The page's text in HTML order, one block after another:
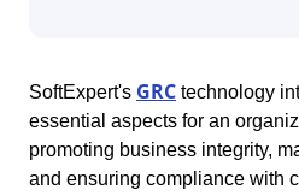
Calibration
Chatbot
Copilot AI
Capture
Capture
Competence
AS9100
ITIL
SoftExpert's GRC technology
essential aspects for an
promoting business integrity,
and ensuring compliance with